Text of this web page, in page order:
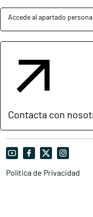
Accede al apartado
Contacta con
Política de Privacidad